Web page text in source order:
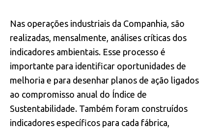
Nas operações industriais da Companhia, são
realizadas, mensalmente, análises críticas dos
indicadores ambientais. Esse processo é
importante para identificar oportunidades de
melhoria e para desenhar planos de ação ligados
ao compromisso anual do Índice de
Sustentabilidade. Também foram construídos
indicadores específicos para cada fábrica,